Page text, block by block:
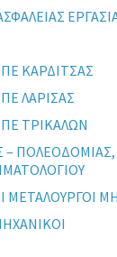
ΚΑΡΔΙΤΣΑΣ
ΛΑΡΙΣΑΣ
ΤΡΙΚΑΛΩΝ
–
ΜΕΤΑΛΟΥΡΓΟΙ